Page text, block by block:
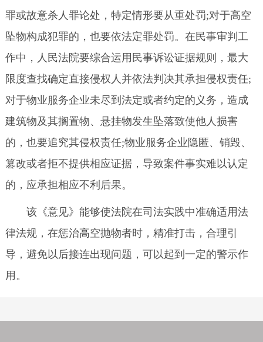
罪或故意杀人罪论处，特定情形要从重处罚;对于高空
坠物构成犯罪的，也要依法定罪处罚。在民事审判工
作中，人民法院要综合运用民事诉讼证据规则，最大
限度查找确定直接侵权人并依法判决其承担侵权责任;
对于物业服务企业未尽到法定或者约定的义务，造成
建筑物及其搁置物、悬挂物发生坠落致使他人损害
的，也要追究其侵权责任;物业服务企业隐匿、销毁、
篡改或者拒不提供相应证据，导致案件事实难以认定
的，应承担相应不利后果。
该《意见》能够使法院在司法实践中准确适用法
律法规，在惩治高空抛物者时，精准打击，合理引
导，避免以后接连出现问题，可以起到一定的警示作
用。